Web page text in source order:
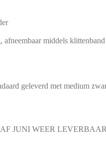
middels klittenband
geleverd met medium
JUNI WEER